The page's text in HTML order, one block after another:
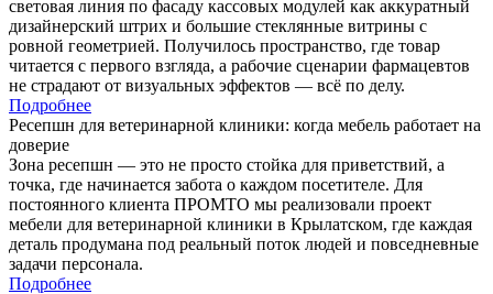
световая линия по фасаду кассовых модулей как аккуратный
дизайнерский штрих и большие стеклянные витрины с
ровной геометрией. Получилось пространство, где товар
читается с первого взгляда, а рабочие сценарии фармацевтов
не страдают от визуальных эффектов — всё по делу.
Подробнее
Ресепшн для ветеринарной клиники: когда мебель работает на
доверие
Зона ресепшн — это не просто стойка для приветствий, а
точка, где начинается забота о каждом посетителе. Для
постоянного клиента ПРОМТО мы реализовали проект
мебели для ветеринарной клиники в Крылатском, где каждая
деталь продумана под реальный поток людей и повседневные
задачи персонала.
Подробнее